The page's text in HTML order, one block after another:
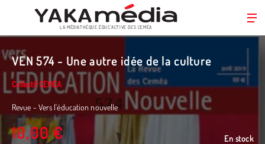
au
contenu
principal
LA MÉDIATHÈQUE ÉDUC’ACTIVE DES CEMÉA
VEN 574 - Une autre idée de la culture
Collectif CEMEA
Revue - Vers l'éducation nouvelle
10,00 € En stock